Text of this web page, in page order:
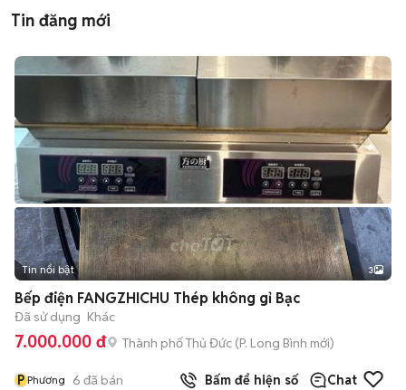
Tin đăng mới
Tin nổi bật 3
Bếp điện FANGZHICHU Thép không gỉ Bạc
Đã sử dụng Khác
7.000.000 đ Thành phố Thủ Đức (P. Long Bình mới)
P Phương 6 đã bán Bấm để hiện số Chat